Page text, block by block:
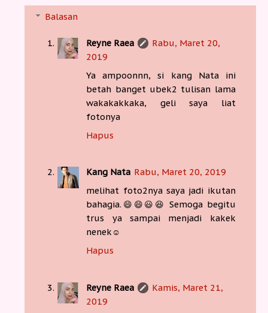
Balasan
Reyne Raea
Rabu, Maret 20,
2019
Ya ampoonnn, si kang Nata ini
betah banget ubek2 tulisan lama
wakakakkaka, geli saya liat
fotonya
Hapus
Kang Nata Rabu, Maret 20, 2019
melihat foto2nya saya jadi ikutan
bahagia.😄😄😃😆 Semoga begitu
trus ya sampai menjadi kakek
nenek☺
Hapus
Reyne Raea
Kamis, Maret 21,
2019